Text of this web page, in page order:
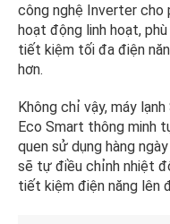
công nghệ Inverter cho
hoạt động linh hoạt,
tiết kiệm tối đa điện
hơn.
Không chỉ vậy, máy
Eco Smart thông minh
quen sử dụng hàng
sẽ tự điều chỉnh nhiệt
tiết kiệm điện năng lên